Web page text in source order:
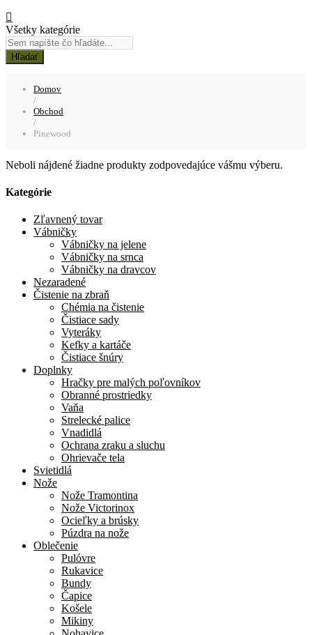
Všetky kategórie
Hľadať
Domov
/
Obchod
/
Pinewood
Neboli nájdené žiadne produkty zodpovedajúce vášmu výberu.
Kategórie
Zľavnený tovar
Vábničky
Vábničky na jelene
Vábničky na srnca
Vábničky na dravcov
Nezaradené
Čistenie na zbraň
Chémia na čistenie
Čistiace sady
Vyteráky
Kefky a kartáče
Čistiace šnúry
Doplnky
Hračky pre malých poľovníkov
Obranné prostriedky
Vaňa
Strelecké palice
Vnadidlá
Ochrana zraku a sluchu
Ohrievače tela
Svietidlá
Nože
Nože Tramontina
Nože Victorinox
Ocieľky a brúsky
Púzdra na nože
Oblečenie
Pulóvre
Rukavice
Bundy
Čapice
Košele
Mikiny